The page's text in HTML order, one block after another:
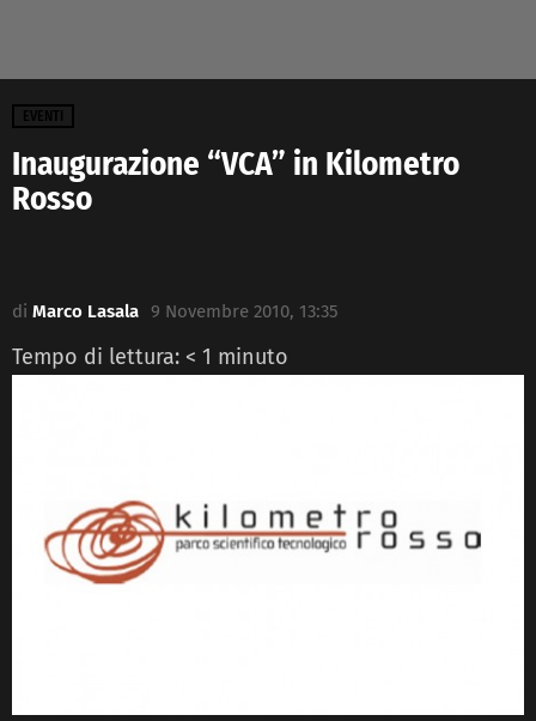
EVENTI
Inaugurazione “VCA” in Kilometro
Rosso
di Marco Lasala 9 Novembre 2010, 13:35
Tempo di lettura: < 1 minuto